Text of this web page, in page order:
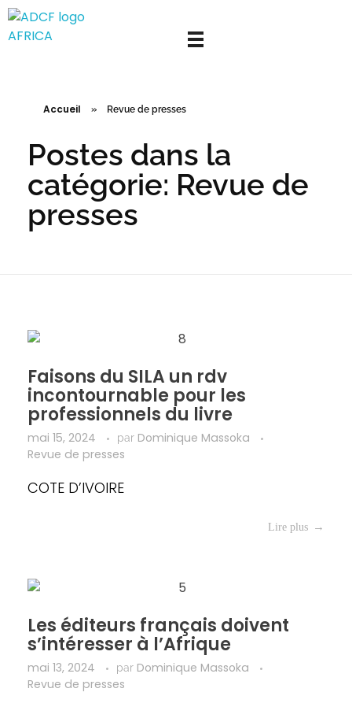
Accueil » Revue de presses
Postes dans la
catégorie: Revue de
presses
Faisons du SILA un rdv
incontournable pour les
professionnels du livre
mai 15, 2024 par Dominique Massoka
Revue de presses
COTE D’IVOIRE
Lire plus
Les éditeurs français doivent
s’intéresser à l’Afrique
mai 13, 2024 par Dominique Massoka
Revue de presses